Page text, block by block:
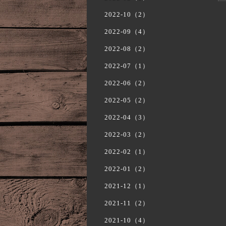
2022-10（2）
2022-09（4）
2022-08（2）
2022-07（1）
2022-06（2）
2022-05（2）
2022-04（3）
2022-03（2）
2022-02（1）
2022-01（2）
2021-12（1）
2021-11（2）
2021-10（4）